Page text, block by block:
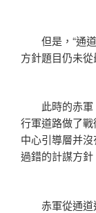
但是，“通道
方針題目仍未
此時的赤軍
行軍道路做了
中心引導層并
過錯的計謀方針
赤軍從通道